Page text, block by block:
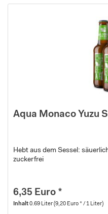
Aqua Monaco Yuzu
Hebt aus dem Sessel:
zuckerfrei
6,35 Euro *
Inhalt0.69 Liter(9,20 Euro * / 1 Liter)